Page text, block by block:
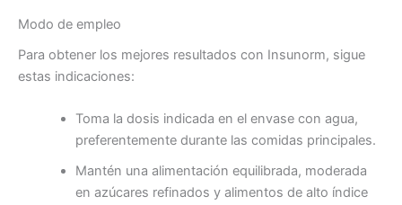
Modo de empleo
Para obtener los mejores resultados con Insunorm, sigue
estas indicaciones:
Toma la dosis indicada en el envase con agua,
preferentemente durante las comidas principales.
Mantén una alimentación equilibrada, moderada
en azúcares refinados y alimentos de alto índice